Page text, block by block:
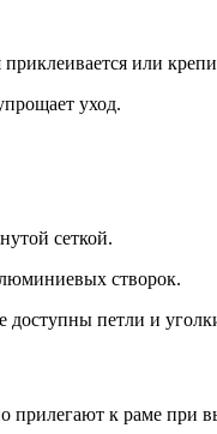
или
уход.
сеткой.
створок.
доступны петли и
к раме при